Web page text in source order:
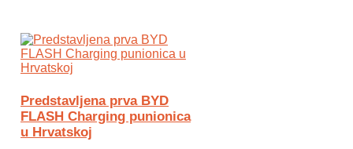
Predstavljena prva BYD
FLASH Charging punionica
u Hrvatskoj